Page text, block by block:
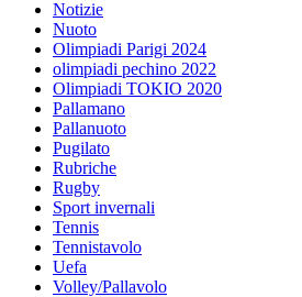
Notizie
Nuoto
Olimpiadi Parigi 2024
olimpiadi pechino 2022
Olimpiadi TOKIO 2020
Pallamano
Pallanuoto
Pugilato
Rubriche
Rugby
Sport invernali
Tennis
Tennistavolo
Uefa
Volley/Pallavolo